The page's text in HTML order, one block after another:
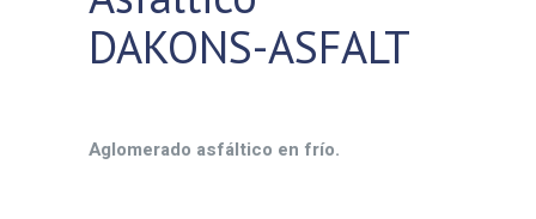
DAKONS-ASFALT
Aglomerado asfáltico en frío.